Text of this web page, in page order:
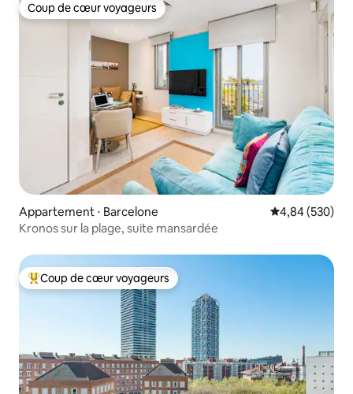
Coup de cœur voyageurs
Coup de cœur voyageurs
Appartement ⋅ Barcelone Évaluation
4,84 (530)
Kronos sur la plage, suite mansardée
Coups de cœur voyageurs les plus appréciés
Coup de cœur voyageurs